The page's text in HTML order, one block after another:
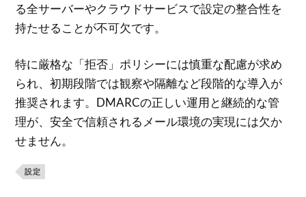
る全サーバーやクラウドサービスで設定の整合性を
持たせることが不可欠です。
特に厳格な「拒否」ポリシーには慎重な配慮が求め
られ、初期段階では観察や隔離など段階的な導入が
推奨されます。DMARCの正しい運用と継続的な管
理が、安全で信頼されるメール環境の実現には欠か
せません。
設定